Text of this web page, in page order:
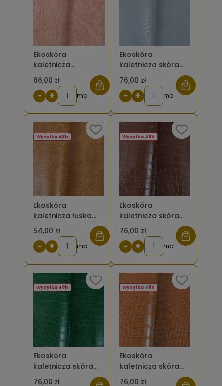
Ekoskóra
kaletnicza
tłoczona kwiaty –
kolor różowy
pudrowy
66,00 zł
− + mb
Ekoskóra
kaletnicza skóra
węża - kolor
jasnoniebieski
76,00 zł
− + mb
Ekoskóra
kaletnicza łuska
węża kolor
brązowy jasny
54,00 zł
Wysyłka 48h
− + mb
Ekoskóra
kaletnicza skóra
krokodyla duża -
kolor brązowy
ciemny
76,00 zł
Wysyłka 48h
− + mb
Ekoskóra
kaletnicza skóra
krokodyla duża -
76,00 zł
Wysyłka 48h
Ekoskóra
kaletnicza skóra
krokodyla duża -
76,00 zł
Wysyłka 48h